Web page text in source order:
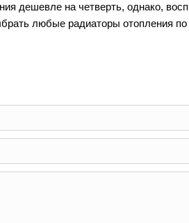
дешевле на четверть, однако,
любые радиаторы отопления